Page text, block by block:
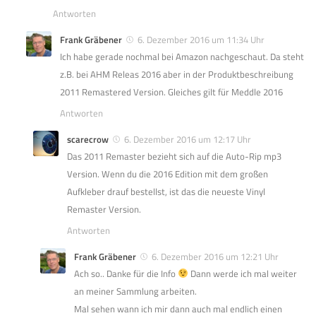
Antworten
Frank Gräbener
6. Dezember 2016 um 11:34 Uhr
Ich habe gerade nochmal bei Amazon nachgeschaut. Da steht
z.B. bei AHM Releas 2016 aber in der Produktbeschreibung
2011 Remastered Version. Gleiches gilt für Meddle 2016
Antworten
scarecrow
6. Dezember 2016 um 12:17 Uhr
Das 2011 Remaster bezieht sich auf die Auto-Rip mp3
Version. Wenn du die 2016 Edition mit dem großen
Aufkleber drauf bestellst, ist das die neueste Vinyl
Remaster Version.
Antworten
Frank Gräbener
6. Dezember 2016 um 12:21 Uhr
Ach so.. Danke für die Info
Dann werde ich mal weiter
an meiner Sammlung arbeiten.
Mal sehen wann ich mir dann auch mal endlich einen